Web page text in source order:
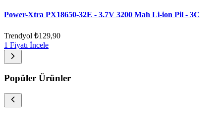
Power-Xtra PX18650-32E - 3.7V 3200 Mah Li-ion Pil - 3C
Trendyol ₺129,90
1 Fiyatı İncele
Popüler Ürünler